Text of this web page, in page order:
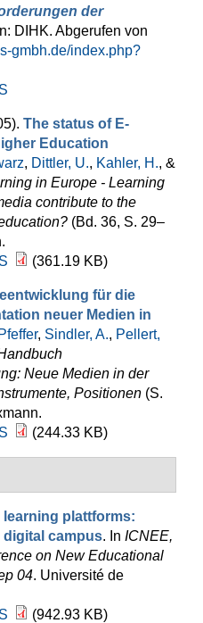
der
DIHK. Abgerufen von
gmbh.de/index.php?
The status of E-
Education
, Dittler, U., Kahler, H., &
in Europe - Learning
contribute to the
(Bd. 36, S. 29–
(361.19 KB)
für die
neuer Medien in
, Sindler, A., Pellert,
Neue Medien in der
Positionen (S.
(244.33 KB)
learning plattforms:
digital campus. In ICNEE,
on New Educational
04. Université de
(942.93 KB)